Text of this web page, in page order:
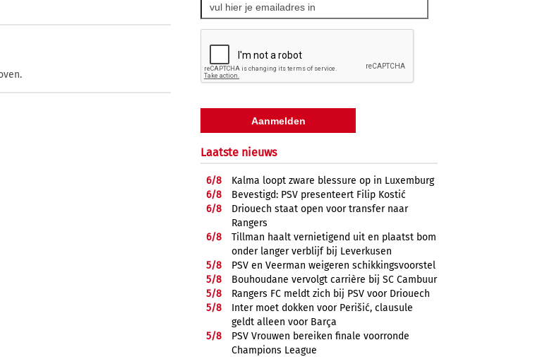
Laatste nieuws
6/8
Kalma loopt zware blessure op in Luxemburg
6/8
Bevestigd: PSV presenteert Filip Kostić
6/8
Driouech staat open voor transfer naar
Rangers
6/8
Tillman haalt vernietigend uit en plaatst bom
onder langer verblijf bij Leverkusen
5/8
PSV en Veerman weigeren schikkingsvoorstel
5/8
Bouhoudane vervolgt carrière bij SC Cambuur
5/8
Rangers FC meldt zich bij PSV voor Driouech
5/8
Inter moet dokken voor Perišić, clausule
geldt alleen voor Barça
5/8
PSV Vrouwen bereiken finale voorronde
Champions League